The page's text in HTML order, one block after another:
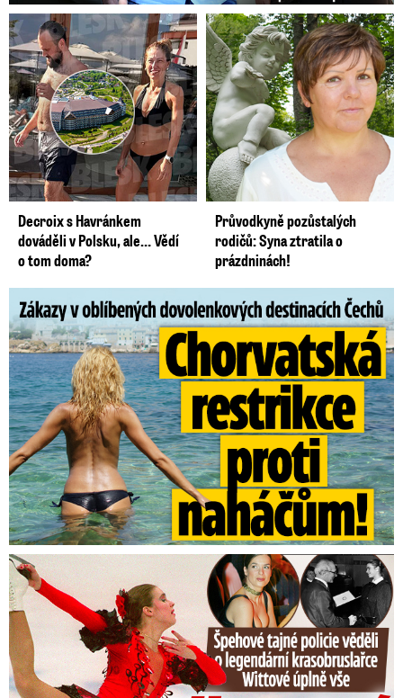
Decroix s Havránkem
dováděli v Polsku, ale… Vědí
o tom doma?
Průvodkyně pozůstalých
rodičů: Syna ztratila o
prázdninách!
Zákazy v dovolenkových rájích: Restrikce proti naháčům!
Tajná policie špehovala krasobruslařku Wittovou: Pikantní ...